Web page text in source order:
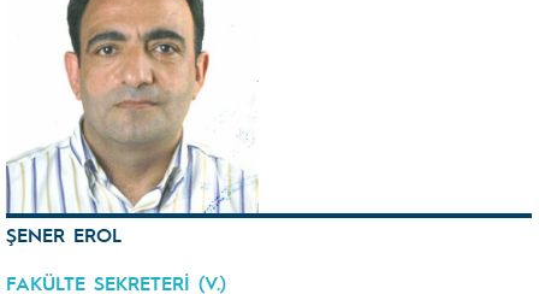
ŞENER EROL
FAKÜLTE SEKRETERİ (V.)